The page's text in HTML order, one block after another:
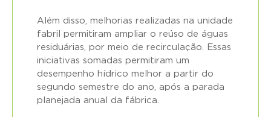
Além disso, melhorias realizadas na unidade
fabril permitiram ampliar o reúso de águas
residuárias, por meio de recirculação. Essas
iniciativas somadas permitiram um
desempenho hídrico melhor a partir do
segundo semestre do ano, após a parada
planejada anual da fábrica.